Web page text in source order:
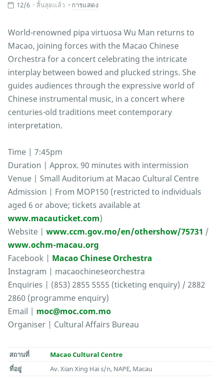
12/6 สิ้นสุดแล้ว การแสดง
World-renowned pipa virtuosa Wu Man returns to
Macao, joining forces with the Macao Chinese
Orchestra for a concert celebrating the intricate
interplay between bowed and plucked strings. She
guides audiences through the expressive world of
Chinese instrumental music, in a concert where
centuries-old traditions meet contemporary
interpretation.
Time | 7:45pm
Duration | Approx. 90 minutes with intermission
Venue | Small Auditorium at Macao Cultural Centre
Admission | From MOP150 (restricted to individuals
aged 6 or above; tickets available at
www.macauticket.com)
Website | www.ccm.gov.mo/en/othershow/75731 /
www.ochm-macau.org
Facebook | Macao Chinese Orchestra
Instagram | macaochineseorchestra
Enquiries | (853) 2855 5555 (ticketing enquiry) / 2882
2860 (programme enquiry)
Email | moc@moc.com.mo
Organiser | Cultural Affairs Bureau
สถานที่
Macao Cultural Centre
ที่อยู่
Av. Xian Xing Hai s/n, NAPE, Macau